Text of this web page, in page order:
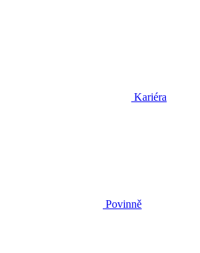
Kariéra
Povinně